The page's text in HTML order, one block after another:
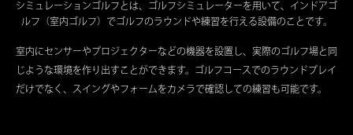
シミュレーションゴルフとは、ゴルフシミュレーターを用いて、 インドアゴ
ルフ（室内ゴルフ）でゴルフのラウンドや練習を行える設備のことです。
室内にセンサーやプロジェクターなどの機器を設置し、実際のゴルフ場と同
じような環境を作り出すことができます。
ゴルフコースでのラウンドプレイ
だけでなく、スイングやフォームをカメラで確認しての練習も可能です。